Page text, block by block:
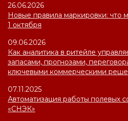
26.06.2026
Новые правила маркировки: что
1 октября
09.06.2026
Как аналитика в ритейле
запасами, прогнозами,
ключевыми коммерческими
07.11.2025
Автоматизация работы полевых
«СНЭК»